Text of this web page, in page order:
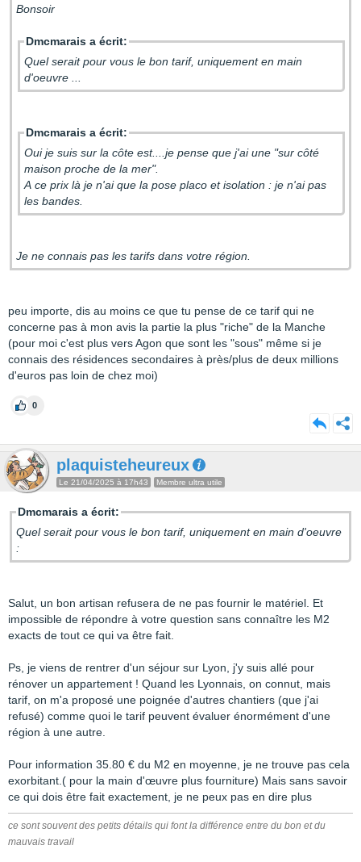
Bonsoir
Dmcmarais a écrit:
Quel serait pour vous le bon tarif, uniquement en main
d'oeuvre ...
Dmcmarais a écrit:
Oui je suis sur la côte est....je pense que j'ai une "sur côté
maison proche de la mer".
A ce prix là je n'ai que la pose placo et isolation : je n'ai pas
les bandes.
Je ne connais pas les tarifs dans votre région.
peu importe, dis au moins ce que tu pense de ce tarif qui ne
concerne pas à mon avis la partie la plus "riche" de la Manche
(pour moi c'est plus vers Agon que sont les "sous" même si je
connais des résidences secondaires à près/plus de deux millions
d'euros pas loin de chez moi)
0
plaquisteheureux
Le 21/04/2025 à 17h43 Membre ultra utile
Dmcmarais a écrit:
Quel serait pour vous le bon tarif, uniquement en main d'oeuvre
:
Salut, un bon artisan refusera de ne pas fournir le matériel. Et
impossible de répondre à votre question sans connaître les M2
exacts de tout ce qui va être fait.
Ps, je viens de rentrer d'un séjour sur Lyon, j'y suis allé pour
rénover un appartement ! Quand les Lyonnais, on connut, mais
tarif, on m'a proposé une poignée d'autres chantiers (que j'ai
refusé) comme quoi le tarif peuvent évaluer énormément d'une
région à une autre.
Pour information 35.80 € du M2 en moyenne, je ne trouve pas cela
exorbitant.( pour la main d'œuvre plus fourniture) Mais sans savoir
ce qui dois être fait exactement, je ne peux pas en dire plus
ce sont souvent des petits détails qui font la différence entre du bon et du
mauvais travail